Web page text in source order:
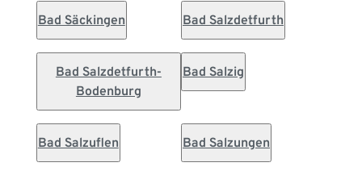
Bad Säckingen Bad Salzdetfurth
Bad Salzdetfurth-
Bodenburg
Bad Salzig
Bad Salzuflen Bad Salzungen